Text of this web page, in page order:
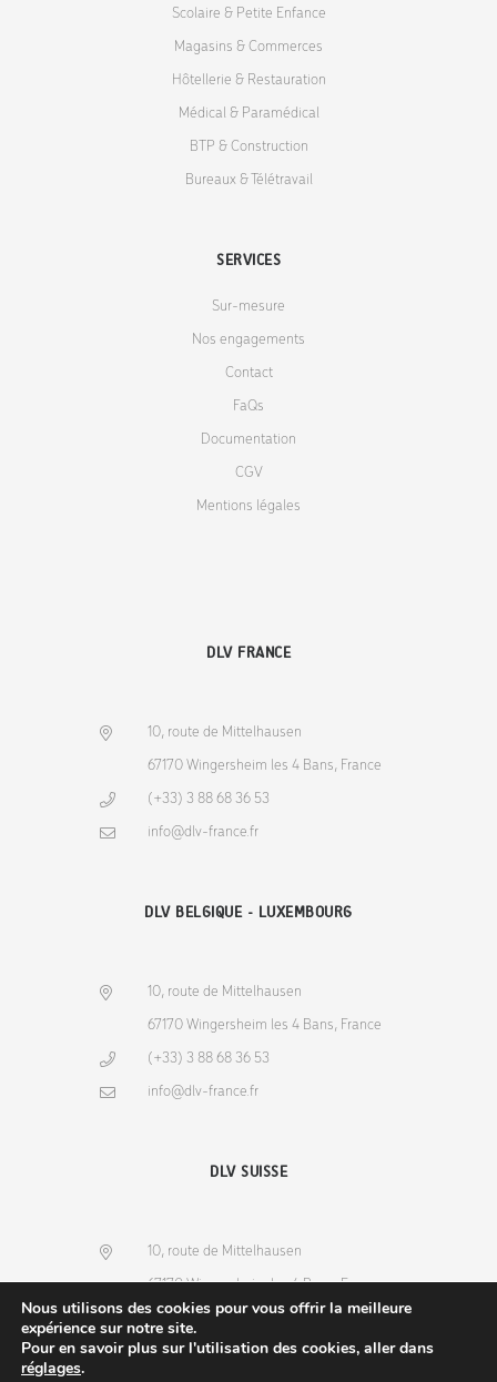
Scolaire & Petite Enfance
Magasins & Commerces
Hôtellerie & Restauration
Médical & Paramédical
BTP & Construction
Bureaux & Télétravail
SERVICES
Sur-mesure
Nos engagements
Contact
FaQs
Documentation
CGV
Mentions légales
DLV FRANCE
10, route de Mittelhausen
67170 Wingersheim les 4 Bans, France
(+33) 3 88 68 36 53
info@dlv-france.fr
DLV BELGIQUE - LUXEMBOURG
10, route de Mittelhausen
67170 Wingersheim les 4 Bans, France
(+33) 3 88 68 36 53
info@dlv-france.fr
DLV SUISSE
10, route de Mittelhausen
67170 Wingersheim les 4 Bans, France
(+33) 3 88 68 36 53
info@dlv-france.fr
Nous utilisons des cookies pour vous offrir la meilleure
expérience sur notre site.
Pour en savoir plus sur l'utilisation des cookies, aller dans
réglages.